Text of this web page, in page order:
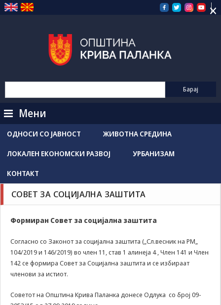
Прескокнете
Мени
ОДНОСИ СО ЈАВНОСТ ЖИВОТНА СРЕДИНА
ЛОКАЛЕН ЕКОНОМСКИ РАЗВОЈ УРБАНИЗАМ
КОНТАКТ
СОВЕТ ЗА СОЦИЈАЛНА ЗАШТИТА
Формиран Совет за социјална заштита
Согласно со Законот за социјална заштита („Сл.весник на РМ„
104/2019 и 146/2019) во член 11, став 1 алинеја 4 , Член 141 и Член
142 се формира Совет за Социјална заштита и се избираат
членови за истиот.
Советот на Општина Крива Паланка донесе Одлука со број 09-
×
Задолжителни
колачиња се
привремени
колачиња, кои се
колачето на